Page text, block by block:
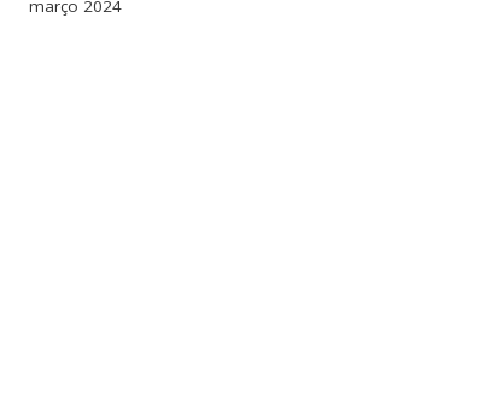
março 2024